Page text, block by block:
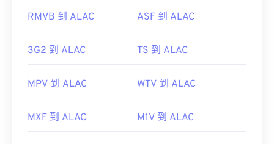
初始發布：2001
https://www.xvid.com/
RMVB 到 ALAC ASF 到 ALAC
3G2 到 ALAC TS 到 ALAC
MPV 到 ALAC WTV 到 ALAC
MXF 到 ALAC M1V 到 ALAC